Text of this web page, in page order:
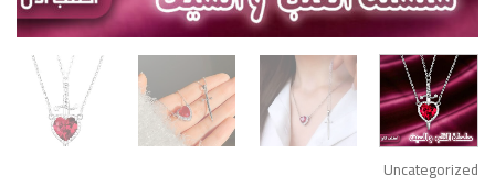
Uncategorized